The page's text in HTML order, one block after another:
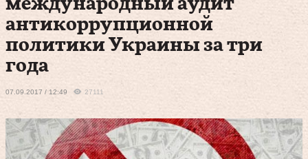
международный аудит
антикоррупционной
политики Украины за три
года
07.09.2017 / 12:49 27111